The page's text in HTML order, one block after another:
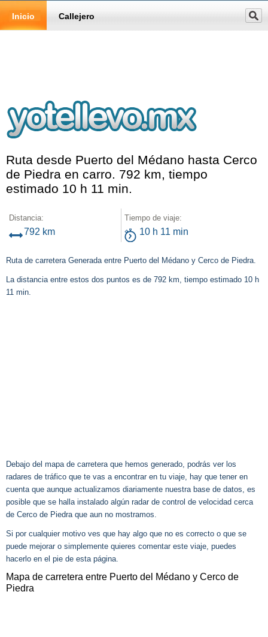
Inicio Callejero
Ruta desde Puerto del Médano hasta Cerco
de Piedra en carro. 792 km, tiempo
estimado 10 h 11 min.
Distancia:
792 km
Tiempo de viaje:
10 h 11 min
Ruta de carretera Generada entre Puerto del Médano y Cerco de Piedra.
La distancia entre estos dos puntos es de 792 km, tiempo estimado 10 h
11 min.
Debajo del mapa de carretera que hemos generado, podrás ver los
radares de tráfico que te vas a encontrar en tu viaje, hay que tener en
cuenta que aunque actualizamos diariamente nuestra base de datos, es
posible que se halla instalado algún radar de control de velocidad cerca
de Cerco de Piedra que aun no mostramos.
Si por cualquier motivo ves que hay algo que no es correcto o que se
puede mejorar o simplemente quieres comentar este viaje, puedes
hacerlo en el pie de esta página.
Mapa de carretera entre Puerto del Médano y Cerco de
Piedra